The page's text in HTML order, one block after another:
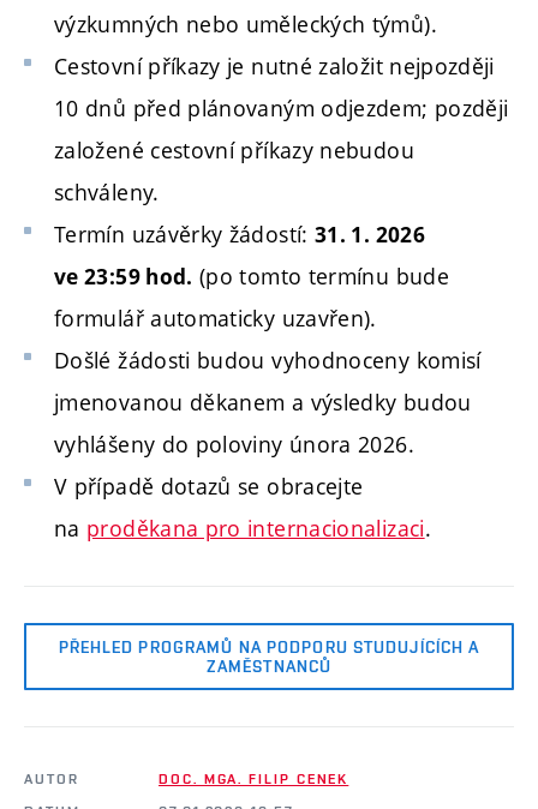
výzkumných nebo uměleckých týmů).
Cestovní příkazy je nutné založit nejpozději
10 dnů před plánovaným odjezdem; později
založené cestovní příkazy nebudou
schváleny.
Termín uzávěrky žádostí: 31. 1. 2026
ve 23:59 hod. (po tomto termínu bude
formulář automaticky uzavřen).
Došlé žádosti budou vyhodnoceny komisí
jmenovanou děkanem a výsledky budou
vyhlášeny do poloviny února 2026.
V případě dotazů se obracejte
na proděkana pro internacionalizaci.
PŘEHLED PROGRAMŮ NA PODPORU STUDUJÍCÍCH A
ZAMĚSTNANCŮ
AUTOR
DOC. MGA. FILIP CENEK